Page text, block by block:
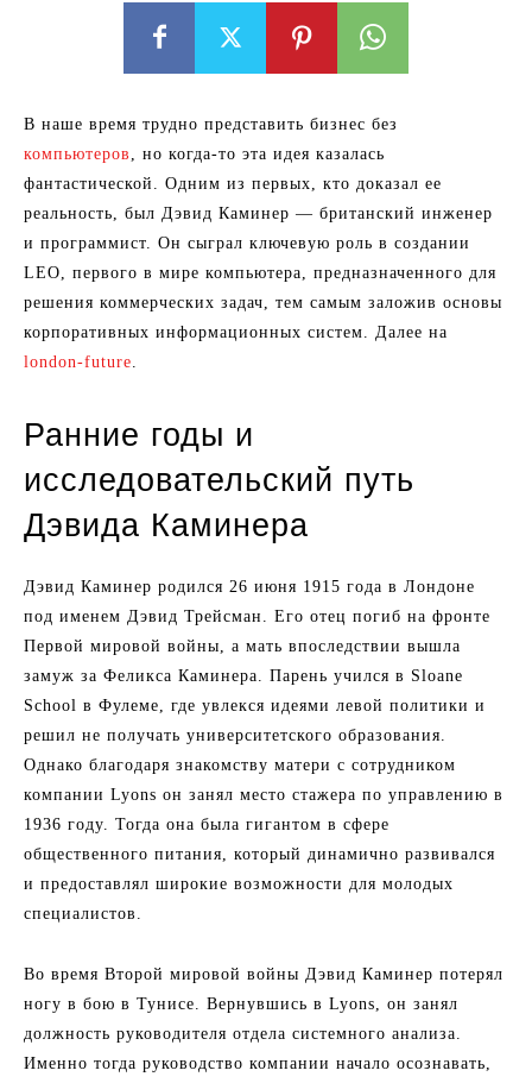
В наше время трудно представить бизнес без
компьютеров , но когда-то эта идея казалась
фантастической. Одним из первых, кто доказал ее
реальность, был Дэвид Каминер — британский инженер
и программист. Он сыграл ключевую роль в создании
LEO, первого в мире компьютера, предназначенного для
решения коммерческих задач, тем самым заложив основы
корпоративных информационных систем. Далее на
london-future.
Ранние годы и
исследовательский путь
Дэвида Каминера
Дэвид Каминер родился 26 июня 1915 года в Лондоне
под именем Дэвид Трейсман. Его отец погиб на фронте
Первой мировой войны, а мать впоследствии вышла
замуж за Феликса Каминера. Парень учился в Sloane
School в Фулеме, где увлекся идеями левой политики и
решил не получать университетского образования.
Однако благодаря знакомству матери с сотрудником
компании Lyons он занял место стажера по управлению в
1936 году. Тогда она была гигантом в сфере
общественного питания, который динамично развивался
и предоставлял широкие возможности для молодых
специалистов.
Во время Второй мировой войны Дэвид Каминер потерял
ногу в бою в Тунисе. Вернувшись в Lyons, он занял
должность руководителя отдела системного анализа.
Именно тогда руководство компании начало осознавать,